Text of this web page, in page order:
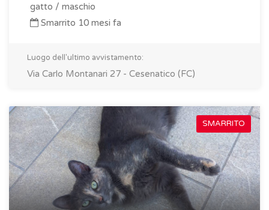
gatto / maschio
Smarrito 10 mesi fa
Luogo dell'ultimo avvistamento:
Via Carlo Montanari 27 - Cesenatico (FC)
SMARRITO